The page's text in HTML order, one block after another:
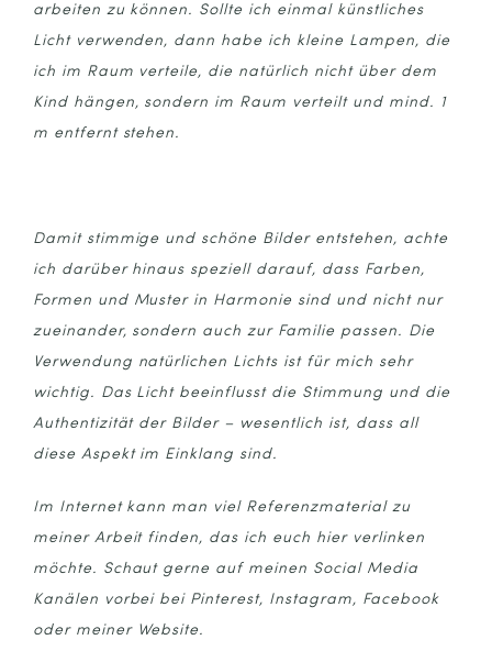
arbeiten zu können. Sollte ich einmal künstliches
Licht verwenden, dann habe ich kleine Lampen, die
ich im Raum verteile, die natürlich nicht über dem
Kind hängen, sondern im Raum verteilt und mind. 1
m entfernt stehen.
Damit stimmige und schöne Bilder entstehen, achte
ich darüber hinaus speziell darauf, dass Farben,
Formen und Muster in Harmonie sind und nicht nur
zueinander, sondern auch zur Familie passen. Die
Verwendung natürlichen Lichts ist für mich sehr
wichtig. Das Licht beeinflusst die Stimmung und die
Authentizität der Bilder – wesentlich ist, dass all
diese Aspekt im Einklang sind.
Im Internet kann man viel Referenzmaterial zu
meiner Arbeit finden, das ich euch hier verlinken
möchte. Schaut gerne auf meinen Social Media
Kanälen vorbei bei Pinterest, Instagram, Facebook
oder meiner Website.